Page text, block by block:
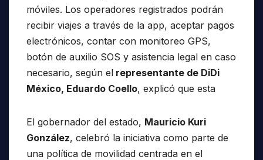
móviles. Los operadores registrados podrán
recibir viajes a través de la app, aceptar pagos
electrónicos, contar con monitoreo GPS,
botón de auxilio SOS y asistencia legal en caso
necesario, según el representante de DiDi
México, Eduardo Coello, explicó que esta
El gobernador del estado, Mauricio Kuri
González, celebró la iniciativa como parte de
una política de movilidad centrada en el